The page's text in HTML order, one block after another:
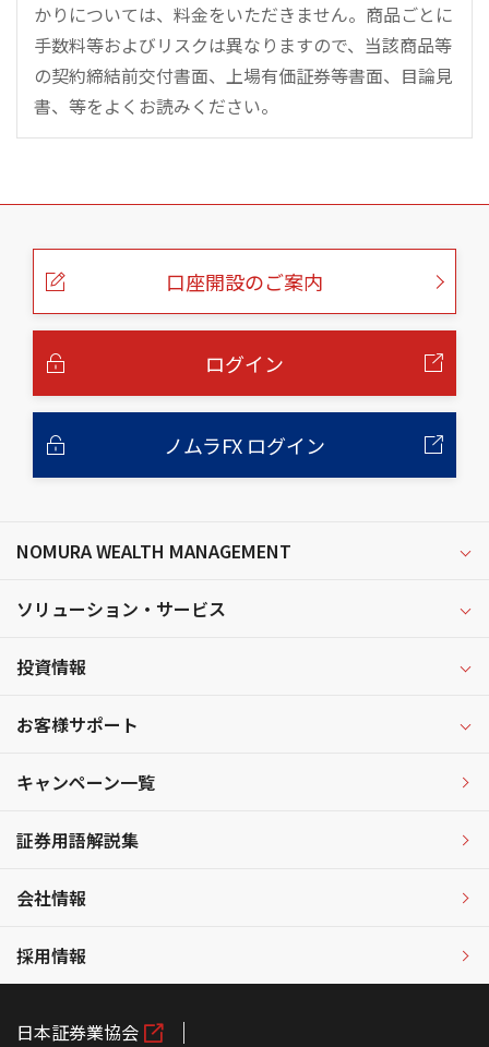
かりについては、料金をいただきません。商品ごとに
手数料等およびリスクは異なりますので、当該商品等
の契約締結前交付書面、上場有価証券等書面、目論見
書、等をよくお読みください。
こ
口座開設のご案内
ログイン
ノムラFX ログイン
NOMURA WEALTH MANAGEMENT
ソリューション・サービス
投資情報
お客様サポート
キャンペーン一覧
証券用語解説集
会社情報
採用情報
日本証券業協会